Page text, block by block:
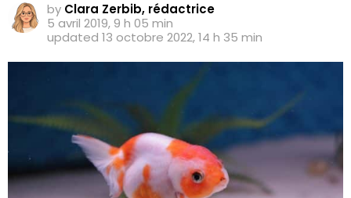
by Clara Zerbib, rédactrice
5 avril 2019, 9 h 05 min
updated 13 octobre 2022, 14 h 35 min